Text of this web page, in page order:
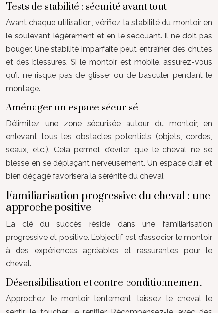
Tests de stabilité : sécurité avant tout
Avant chaque utilisation, vérifiez la stabilité du montoir en
le soulevant légèrement et en le secouant. Il ne doit pas
bouger. Une stabilité imparfaite peut entraîner des chutes
et des blessures. Si le montoir est mobile, assurez-vous
qu’il ne risque pas de glisser ou de basculer pendant le
montage.
Aménager un espace sécurisé
Délimitez une zone sécurisée autour du montoir, en
enlevant tous les obstacles potentiels (objets, cordes,
seaux, etc.). Cela permet d’éviter que le cheval ne se
blesse en se déplaçant nerveusement. Un espace clair et
bien dégagé favorisera la sérénité du cheval.
Familiarisation progressive du cheval : une
approche positive
La clé du succès réside dans une familiarisation
progressive et positive. L’objectif est d’associer le montoir
à des expériences agréables et rassurantes pour le
cheval.
Désensibilisation et contre-conditionnement
Approchez le montoir lentement, laissez le cheval le